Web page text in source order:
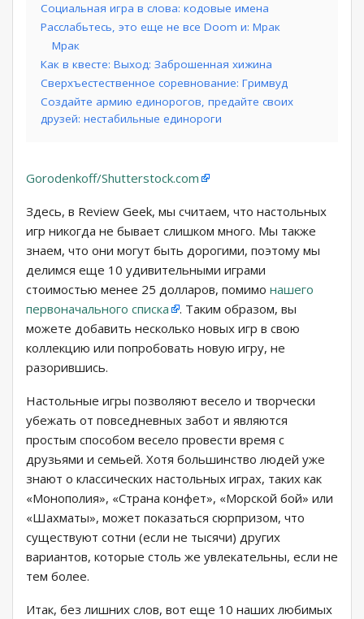
Социальная игра в слова: кодовые имена
Расслабьтесь, это еще не все Doom и: Мрак
Мрак
Как в квесте: Выход: Заброшенная хижина
Сверхъестественное соревнование: Гримвуд
Создайте армию единорогов, предайте своих
друзей: нестабильные единороги
Gorodenkoff/Shutterstock.com
Здесь, в Review Geek, мы считаем, что настольных
игр никогда не бывает слишком много. Мы также
знаем, что они могут быть дорогими, поэтому мы
делимся еще 10 удивительными играми
стоимостью менее 25 долларов, помимо нашего
первоначального списка
. Таким образом, вы
можете добавить несколько новых игр в свою
коллекцию или попробовать новую игру, не
разорившись.
Настольные игры позволяют весело и творчески
убежать от повседневных забот и являются
простым способом весело провести время с
друзьями и семьей. Хотя большинство людей уже
знают о классических настольных играх, таких как
«Монополия», «Страна конфет», «Морской бой» или
«Шахматы», может показаться сюрпризом, что
существуют сотни (если не тысячи) других
вариантов, которые столь же увлекательны, если не
тем более.
Итак, без лишних слов, вот еще 10 наших любимых